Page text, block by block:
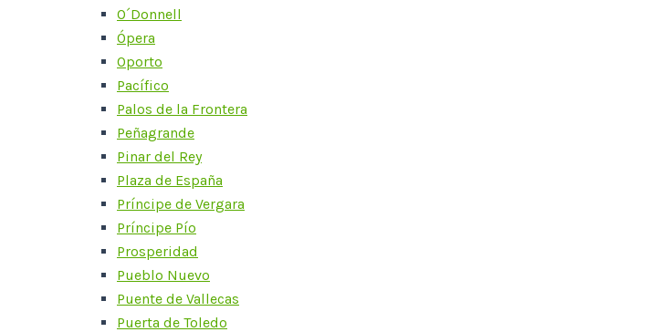
O´Donnell
Ópera
Oporto
Pacífico
Palos de la Frontera
Peñagrande
Pinar del Rey
Plaza de España
Príncipe de Vergara
Príncipe Pío
Prosperidad
Pueblo Nuevo
Puente de Vallecas
Puerta de Toledo